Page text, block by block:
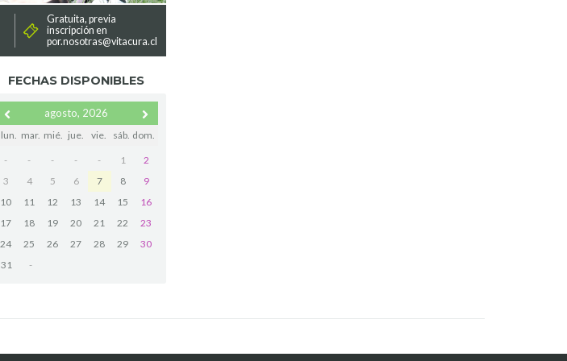
Gratuita, previa
inscripción en
por.nosotras@vitacura.cl
FECHAS DISPONIBLES
agosto, 2026
lun. mar. mié. jue. vie. sáb. dom.
- - - - - 1
2
3
4 5 6 7 8
9
10
11 12 13 14 15
16
17
18 19 20 21 22
23
24
25 26 27 28 29
30
31
-